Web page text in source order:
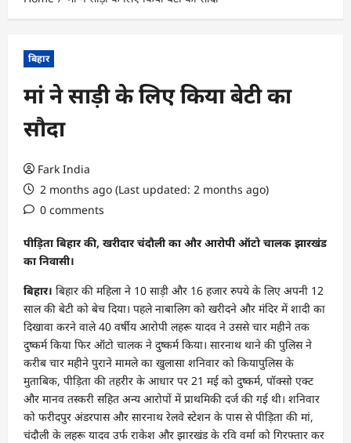
बिहार
मां ने साड़ी के लिए किया बेटी का
सौदा
Fark India
2 months ago (Last updated: 2 months ago)
0 comments
पीड़िता बिहार की, खरीदार चंदौली का और आरोपी ऑटो चालक झारखंड
का निवासी।
बिहार। बिहार की महिला ने 10 साड़ी और 16 हजार रुपये के लिए अपनी 12
साल की बेटी को बेच दिया। पहले नाबालिग को खरीदने और मंदिर में शादी का
दिखावा करने वाले 40 वर्षीय आरोपी लहरू यादव ने उससे चार महीने तक
दुष्कर्म किया फिर ऑटो चालक ने दुष्कर्म किया। सारनाथ थाने की पुलिस ने
करीब चार महीने पुराने मामले का खुलासा शनिवार को कियापुलिस के
मुताबिक, पीड़िता की तहरीर के आधार पर 21 मई को दुष्कर्म, पॉक्सो एक्ट
और मानव तस्करी सहित अन्य आरोपों में प्राथमिकी दर्ज की गई थी। शनिवार
को फरीदपुर अंडरपास और सारनाथ रेलवे स्टेशन के पास से पीड़िता की मां,
चंदौली के लहरू यादव उर्फ राकेश और झारखंड के रवि वर्मा को गिरफ्तार कर